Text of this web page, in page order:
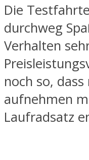
Die
durchweg
Verhalten
noch so,
aufnehmen
Laufradsatz